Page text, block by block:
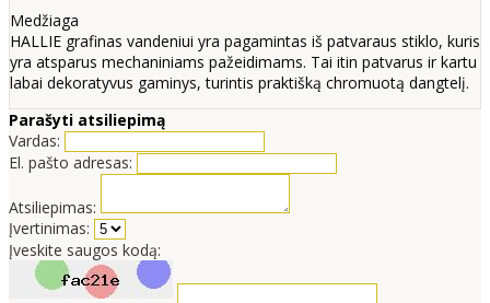
Medžiaga
HALLIE grafinas vandeniui yra pagamintas iš patvaraus stiklo, kuris
yra atsparus mechaniniams pažeidimams. Tai itin patvarus ir kartu
labai dekoratyvus gaminys, turintis praktišką chromuotą dangtelį.
Parašyti atsiliepimą
Vardas:
El. pašto adresas:
Atsiliepimas:
Įvertinimas:
Įveskite saugos kodą: